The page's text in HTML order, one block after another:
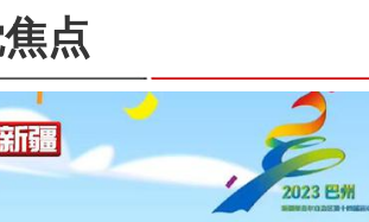
点
新疆维吾尔自治区第十四